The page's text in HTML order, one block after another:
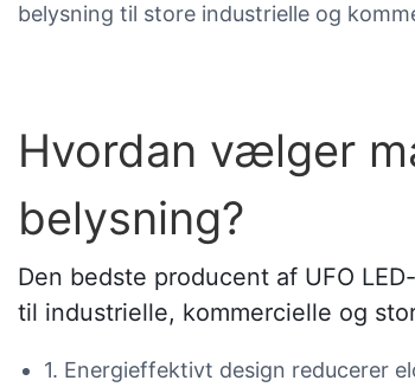
belysning til store industrielle og
Hvordan vælger
belysning?
Den bedste producent af UFO
til industrielle, kommercielle og
1. Energieffektivt design reducerer